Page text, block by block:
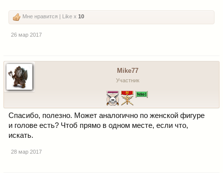
Мне нравится | Like x 10
26 мар 2017
Mike77
Участник
Спасибо, полезно. Может аналогично по женской фигуре
и голове есть? Чтоб прямо в одном месте, если что,
искать.
28 мар 2017